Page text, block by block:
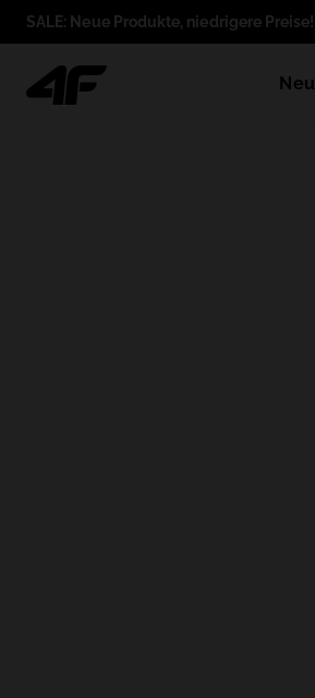
SALE: Neue Produkte, niedrigere Preise!
Neu